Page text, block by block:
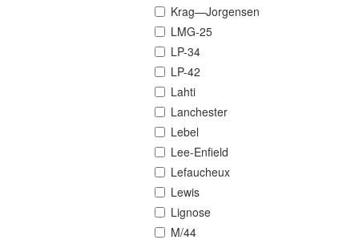
Krag—Jorgensen
LMG-25
LP-34
LP-42
Lahti
Lanchester
Lebel
Lee-Enfield
Lefaucheux
Lewis
Lignose
M/44